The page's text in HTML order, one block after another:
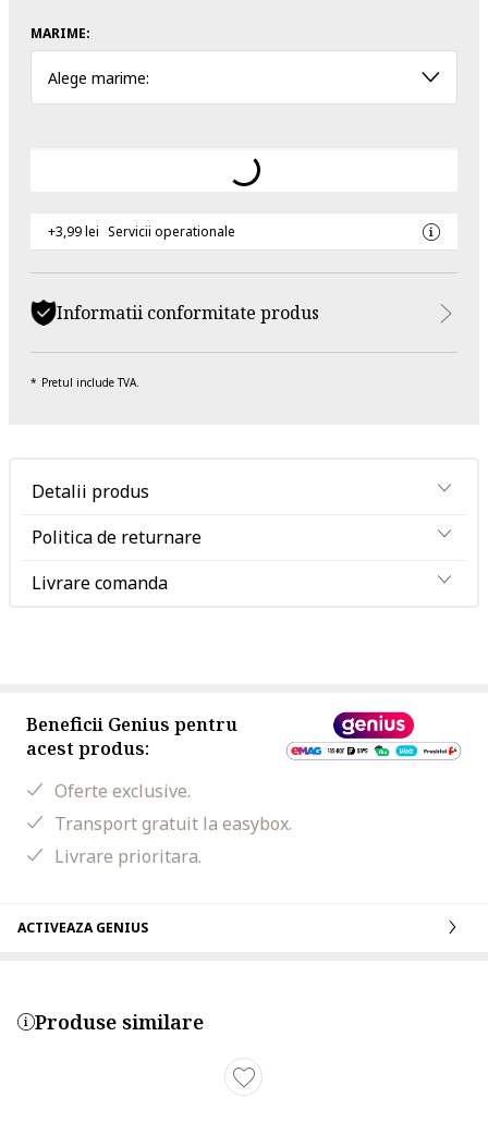
MARIME:
Alege marime:
+3,99 lei Servicii operationale
Informatii conformitate produs
Pretul include TVA.
Detalii produs
Politica de returnare
Livrare comanda
Beneficii Genius pentru
acest produs:
Oferte exclusive.
Transport gratuit la easybox.
Livrare prioritara.
ACTIVEAZA GENIUS
Produse similare